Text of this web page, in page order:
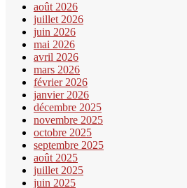
août 2026
juillet 2026
juin 2026
mai 2026
avril 2026
mars 2026
février 2026
janvier 2026
décembre 2025
novembre 2025
octobre 2025
septembre 2025
août 2025
juillet 2025
juin 2025